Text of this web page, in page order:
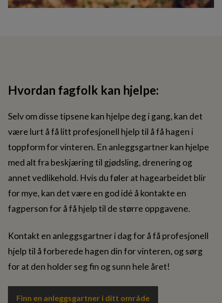
Hvordan fagfolk kan hjelpe:
Selv om disse tipsene kan hjelpe deg i gang, kan det
være lurt å få litt profesjonell hjelp til å få hagen i
toppform for vinteren. En anleggsgartner kan hjelpe
med alt fra beskjæring til gjødsling, drenering og
annet vedlikehold. Hvis du føler at hagearbeidet blir
for mye, kan det være en god idé å kontakte en
fagperson for å få hjelp til de større oppgavene.
Kontakt en anleggsgartner i dag for å få profesjonell
hjelp til å forberede hagen din for vinteren, og sørg
for at den holder seg fin og sunn hele året!
Finn en anleggsgartner i ditt område